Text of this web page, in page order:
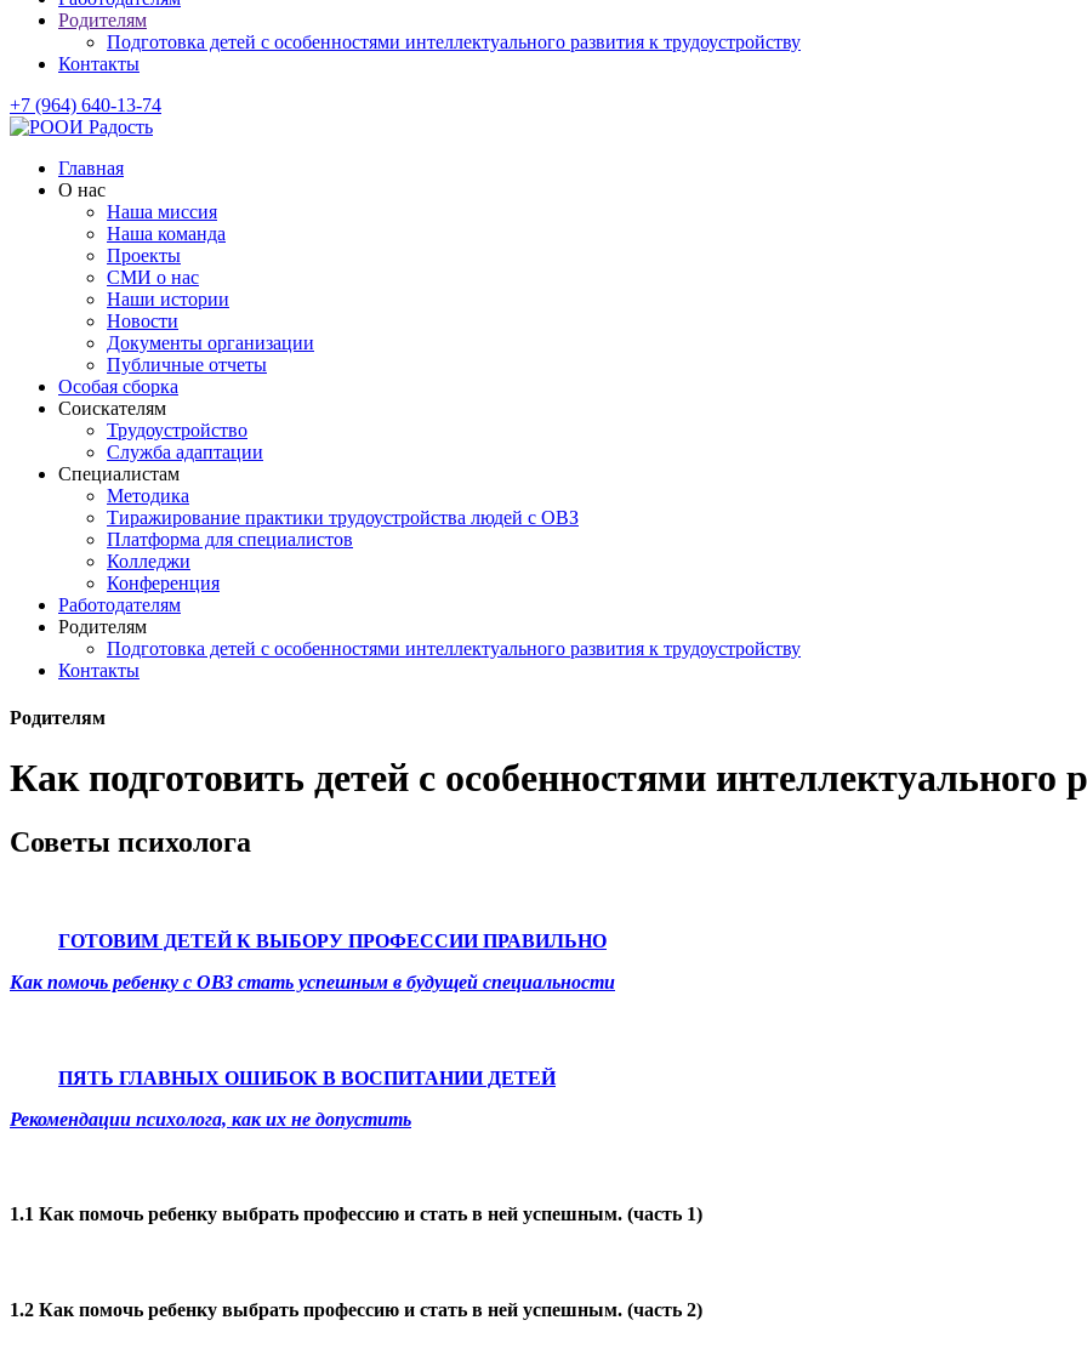
Родителям
Подготовка детей с особенностями интеллектуального развития к трудоустройству
Контакты
+7 (964) 640-13-74
Главная
О нас
Наша миссия
Наша команда
Проекты
СМИ о нас
Наши истории
Новости
Документы организации
Публичные отчеты
Особая сборка
Соискателям
Трудоустройство
Служба адаптации
Специалистам
Методика
Тиражирование практики трудоустройства людей с ОВЗ
Платформа для специалистов
Колледжи
Конференция
Работодателям
Родителям
Подготовка детей с особенностями интеллектуального развития к трудоустройству
Контакты
Родителям
Как подготовить детей с особенностями интеллектуального
Советы психолога
ГОТОВИМ ДЕТЕЙ К ВЫБОРУ ПРОФЕССИИ ПРАВИЛЬНО
Как помочь ребенку с ОВЗ стать успешным в будущей специальности
ПЯТЬ ГЛАВНЫХ ОШИБОК В ВОСПИТАНИИ ДЕТЕЙ
Рекомендации психолога, как их не допустить
1.1 Как помочь ребенку выбрать профессию и стать в ней успешным. (часть 1)
1.2 Как помочь ребенку выбрать профессию и стать в ней успешным. (часть 2)